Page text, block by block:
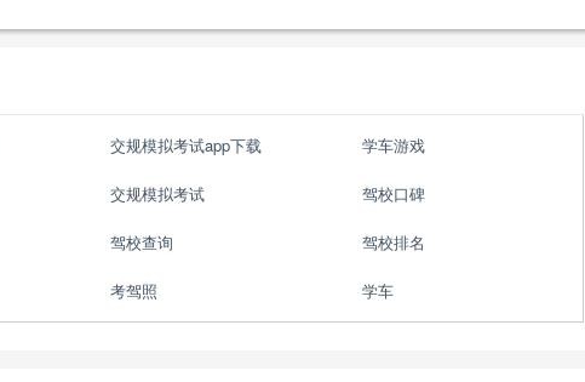
交规模拟考试app下载 学车游戏
交规模拟考试 驾校口碑
驾校查询 驾校排名
考驾照 学车